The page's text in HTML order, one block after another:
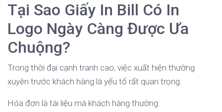
Tại Sao Giấy In Bill Có In
Logo Ngày Càng Được Ưa
Chuộng?
Trong thời đại cạnh tranh cao, việc xuất hiện thường
xuyên trước khách hàng là yếu tố rất quan trọng.
Hóa đơn là tài liệu mà khách hàng thường: